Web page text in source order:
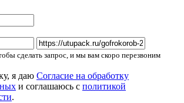
сделать запрос, и мы вам скоро перезвоним
я даю Согласие на обработку
и соглашаюсь с политикой
.